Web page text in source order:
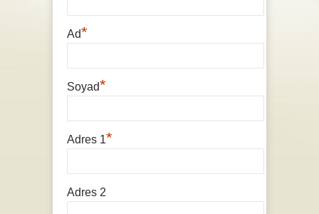
Ad*
Soyad*
Adres 1*
Adres 2